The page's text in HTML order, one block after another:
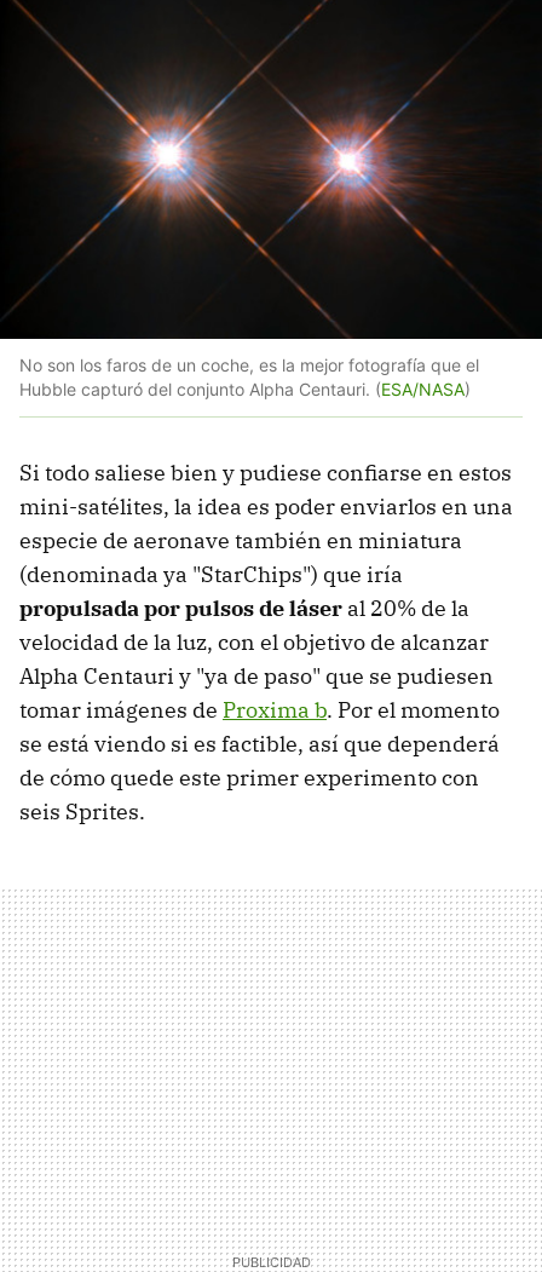
No son los faros de un coche, es la mejor fotografía que el
Hubble capturó del conjunto Alpha Centauri. (ESA/NASA)
Si todo saliese bien y pudiese confiarse en estos
mini-satélites, la idea es poder enviarlos en una
especie de aeronave también en miniatura
(denominada ya "StarChips") que iría
propulsada por pulsos de láser al 20% de la
velocidad de la luz, con el objetivo de alcanzar
Alpha Centauri y "ya de paso" que se pudiesen
tomar imágenes de Proxima b. Por el momento
se está viendo si es factible, así que dependerá
de cómo quede este primer experimento con
seis Sprites.